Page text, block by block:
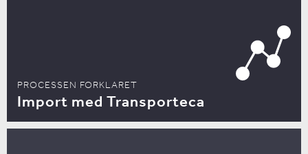
PROCESSEN FORKLARET
Import med Transporteca